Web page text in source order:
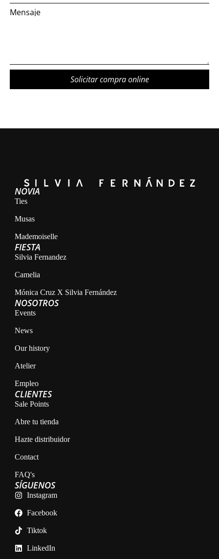
Mensaje
Solicitar compra online
NOVIA
Ties
Musas
Mademoiselle
FIESTA
Silvia Fernandez
Camelia
Mónica Cruz X Silvia Fernández
NOSOTROS
Events
News
Our history
Atelier
Empleo
CLIENTES
Sale Points
Abre tu tienda
Hazte distribuidor
Contact
FAQ's
SÍGUENOS
Instagram
Facebook
Tiktok
LinkedIn